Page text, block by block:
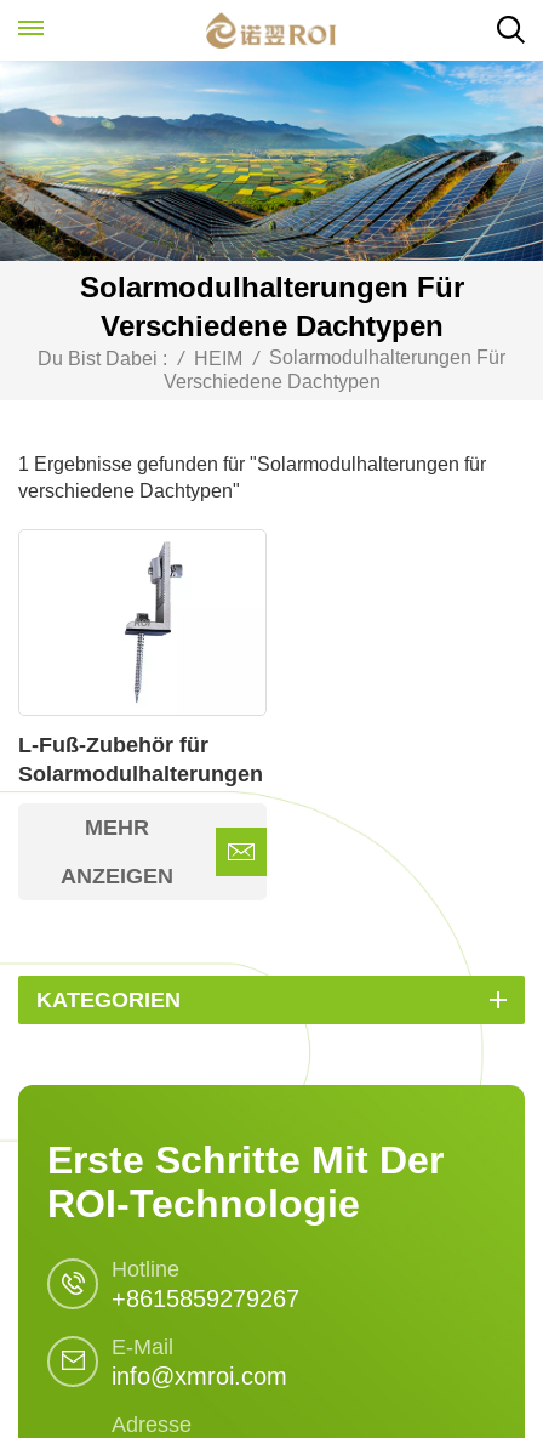
Solarmodulhalterungen Für
Verschiedene Dachtypen
Du Bist Dabei : / HEIM / Solarmodulhalterungen Für
Verschiedene Dachtypen
1 Ergebnisse gefunden für "Solarmodulhalterungen für
verschiedene Dachtypen"
L-Fuß-Zubehör für
Solarmodulhalterungen
Dachtypen
MEHR
ANZEIGEN
KATEGORIEN
Erste Schritte Mit Der
ROI-Technologie
Hotline
+8615859279267
E-Mail
info@xmroi.com
Adresse